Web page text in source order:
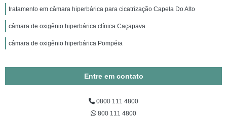
tratamento em câmara hiperbárica para cicatrização Capela Do Alto
câmara de oxigênio hiperbárica clínica Caçapava
câmara de oxigênio hiperbárica Pompéia
Entre em contato
0800 111 4800
800 111 4800